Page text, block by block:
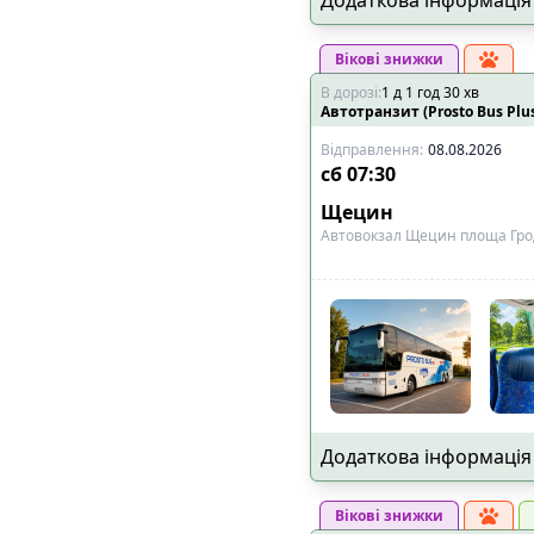
🚏Наявність пересадки:
➡️ Тільки прямі
📍 Основне, що впливає
✅
конкретною
✅ Дитяче крісло
🚍Тип транспорту:
🚌
🚐VIP
👑Додатковий
🔌Електроніка та
Вікові знижки
В дорозі:1 д 1 год30хв
Автотранзит (Prosto Bus
Відправлення: 08.08.2026
сб07:30
Щецин
Автовокзал Щецин площа
Додаткова інформація
Вікові знижки